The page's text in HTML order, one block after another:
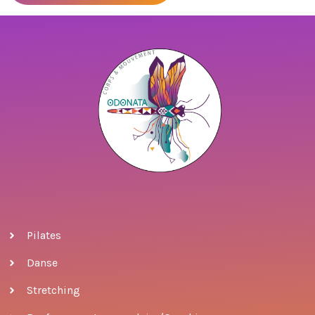
Pilates
Danse
Stretching